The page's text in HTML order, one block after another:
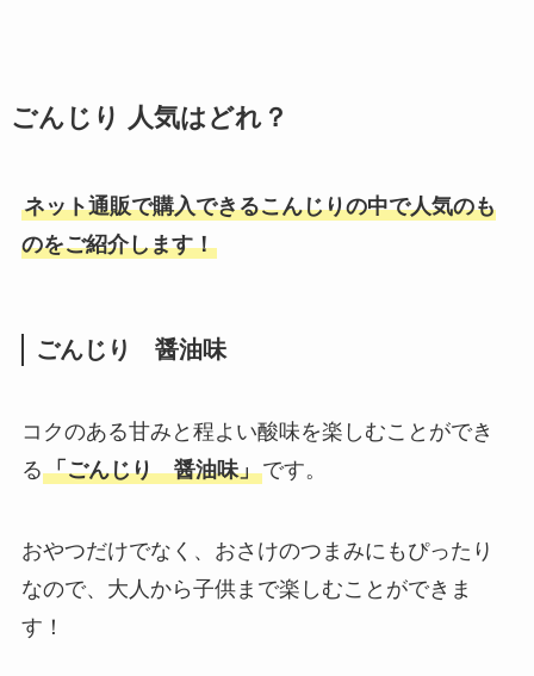
ごんじり 人気はどれ？
ネット通販で購入できるこんじりの中で人気のも
のをご紹介します！
ごんじり 醤油味
コクのある甘みと程よい酸味を楽しむことができ
る「ごんじり 醤油味」です。
おやつだけでなく、おさけのつまみにもぴったり
なので、大人から子供まで楽しむことができま
す！